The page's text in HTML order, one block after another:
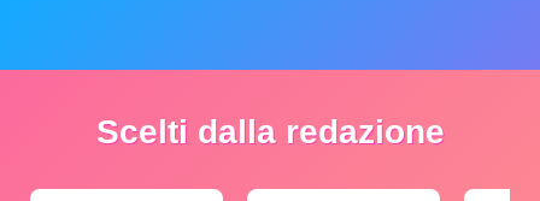
Scelti dalla redazione